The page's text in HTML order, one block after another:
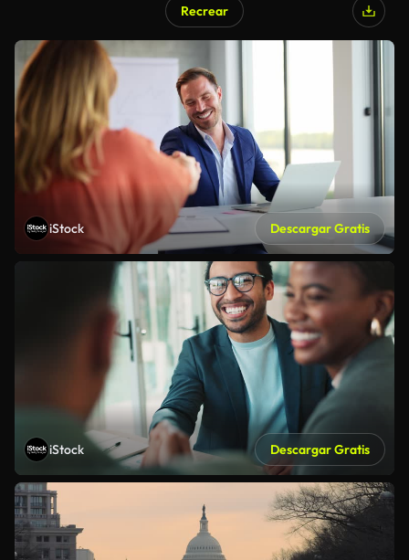
Recrear
iStock Descargar Gratis
iStock Descargar Gratis